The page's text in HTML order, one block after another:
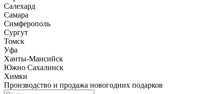
Салехард
Самара
Симферополь
Сургут
Томск
Уфа
Ханты-Мансийск
Южно Сахалинск
Химки
Производство и продажа новогодних подарков